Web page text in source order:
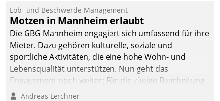
Ressort Kapitalanlage für
künftige Aufgaben und
Herausforderungen
gerüstet.
Lob- und Beschwerde-Management
Motzen in Mannheim erlaubt
Die GBG Mannheim engagiert sich umfassend für ihre
Mieter. Dazu gehören kulturelle, soziale und
sportliche Aktivitäten, die eine hohe Wohn- und
Lebensqualität unterstützen. Nun geht das
Engagement noch weiter: Für die zügige Bearbeitung
von Beschwerden – oder Lob – richtet das
Andreas Lerchner